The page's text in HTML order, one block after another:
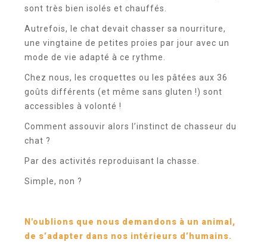
sont très bien isolés et chauffés.
Autrefois, le chat devait chasser sa nourriture,
une vingtaine de petites proies par jour avec un
mode de vie adapté à ce rythme.
Chez nous, les croquettes ou les pâtées aux 36
goûts différents (et même sans gluten !) sont
accessibles à volonté !
Comment assouvir alors l’instinct de chasseur du
chat ?
Par des activités reproduisant la chasse.
Simple, non ?
N'oublions que nous demandons à un animal,
de s’adapter dans nos intérieurs d’humains.